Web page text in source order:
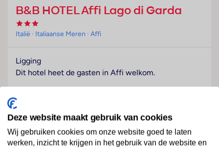
B&B HOTEL Affi Lago di Garda
Italië · Italiaanse Meren · Affi
Ligging
Dit hotel heet de gasten in Affi welkom.
Het hotel met een lift beschikt over 57
tweepersoonskamers. Het vriendelijke personeel aan
de receptie is graag bij alle vragen behulpzaam.
Verschillende faciliteiten en diensten – zoals een
Deze website maakt gebruik van cookies
Wij gebruiken cookies om onze website goed te laten
werken, inzicht te krijgen in het gebruik van de website en